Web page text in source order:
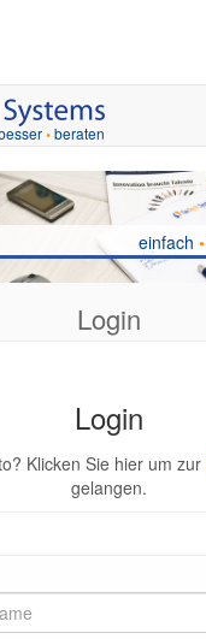
•beraten
einfach •
Login
Login
Klicken Sie hier um zur
gelangen.